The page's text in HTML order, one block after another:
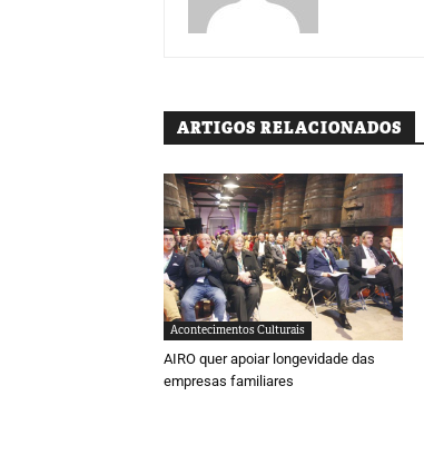
ARTIGOS RELACIONADOS
Acontecimentos Culturais
AIRO quer apoiar longevidade das
empresas familiares